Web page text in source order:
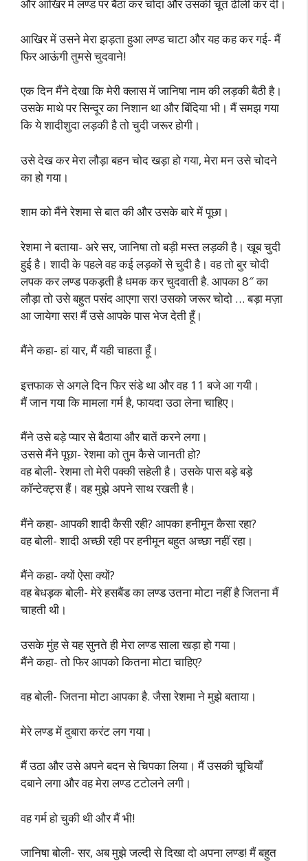
और आखिर में लण्ड पर बैठा कर चोदा और उसकी चूत ढीली कर दी।
आखिर में उसने मेरा झड़ता हुआ लण्ड चाटा और यह कह कर गई- मैं
फिर आऊंगी तुमसे चुदवाने!
एक दिन मैंने देखा कि मेरी क्लास में जानिषा नाम की लड़की बैठी है।
उसके माथे पर सिन्दूर का निशान था और बिंदिया भी। मैं समझ गया
कि ये शादीशुदा लड़की है तो चुदी जरूर होगी।
उसे देख कर मेरा लौड़ा बहन चोद खड़ा हो गया, मेरा मन उसे चोदने
का हो गया।
शाम को मैंने रेशमा से बात की और उसके बारे में पूछा।
रेशमा ने बताया- अरे सर, जानिषा तो बड़ी मस्त लड़की है। खूब चुदी
हुई है। शादी के पहले वह कई लड़कों से चुदी है। वह तो बुर चोदी
लपक कर लण्ड पकड़ती है धमक कर चुदवाती है. आपका 8″ का
लौड़ा तो उसे बहुत पसंद आएगा सर! उसको जरूर चोदो … बड़ा मज़ा
आ जायेगा सर! मैं उसे आपके पास भेज देती हूँ।
मैंने कहा- हां यार, मैं यही चाहता हूँ।
इत्तफाक से अगले दिन फिर संडे था और वह 11 बजे आ गयी।
मैं जान गया कि मामला गर्म है, फायदा उठा लेना चाहिए।
मैंने उसे बड़े प्यार से बैठाया और बातें करने लगा।
उससे मैंने पूछा- रेशमा को तुम कैसे जानती हो?
वह बोली- रेशमा तो मेरी पक्की सहेली है। उसके पास बड़े बड़े
कॉन्टेक्ट्स हैं। वह मुझे अपने साथ रखती है।
मैंने कहा- आपकी शादी कैसी रही? आपका हनीमून कैसा रहा?
वह बोली- शादी अच्छी रही पर हनीमून बहुत अच्छा नहीं रहा।
मैंने कहा- क्यों ऐसा क्यों?
वह बेधड़क बोली- मेरे हसबैंड का लण्ड उतना मोटा नहीं है जितना मैं
चाहती थी।
उसके मुंह से यह सुनते ही मेरा लण्ड साला खड़ा हो गया।
मैंने कहा- तो फिर आपको कितना मोटा चाहिए?
वह बोली- जितना मोटा आपका है. जैसा रेशमा ने मुझे बताया।
मेरे लण्ड में दुबारा करंट लग गया।
मैं उठा और उसे अपने बदन से चिपका लिया। मैं उसकी चूचियाँ
दबाने लगा और वह मेरा लण्ड टटोलने लगी।
वह गर्म हो चुकी थी और मैं भी!
जानिषा बोली- सर, अब मुझे जल्दी से दिखा दो अपना लण्ड! मैं बहुत